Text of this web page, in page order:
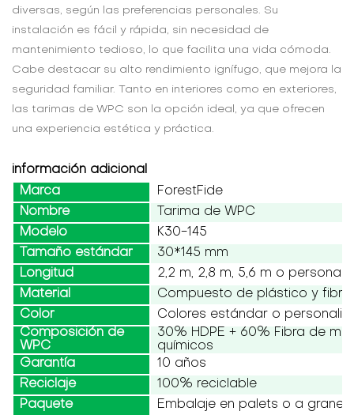
diversas, según las preferencias personales. Su
instalación es fácil y rápida, sin necesidad de
mantenimiento tedioso, lo que facilita una vida cómoda.
Cabe destacar su alto rendimiento ignífugo, que mejora la
seguridad familiar. Tanto en interiores como en exteriores,
las tarimas de WPC son la opción ideal, ya que ofrecen
una experiencia estética y práctica.
información adicional
Marca
ForestFide
Nombre
Tarima de WPC
Modelo
K30-145
Tamaño estándar
30*145 mm
Longitud
2,2 m, 2,8 m, 5,6 m o
Material
Compuesto de plástico y
Color
Colores estándar o
Composición de
WPC
30% HDPE + 60% Fibra de
químicos
Garantía
10 años
Reciclaje
100% reciclable
Paquete
Embalaje en palets o a granel